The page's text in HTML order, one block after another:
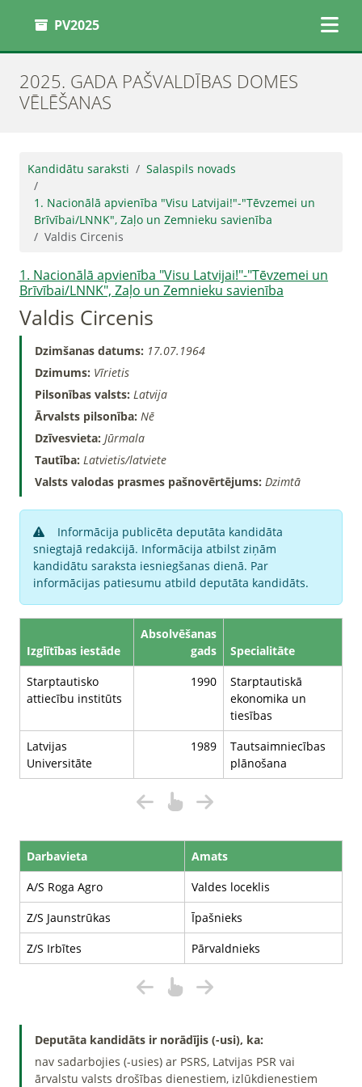
PV2025
2025. GADA PAŠVALDĪBAS DOMES
VĒLĒŠANAS
Kandidātu saraksti Salaspils novads
1. Nacionālā apvienība "Visu Latvijai!"-"Tēvzemei un
Brīvībai/LNNK", Zaļo un Zemnieku savienība
Valdis Circenis
1. Nacionālā apvienība "Visu Latvijai!"-"Tēvzemei un
Brīvībai/LNNK", Zaļo un Zemnieku savienība
Valdis Circenis
Dzimšanas datums: 17.07.1964
Dzimums: Vīrietis
Pilsonības valsts: Latvija
Ārvalsts pilsonība: Nē
Dzīvesvieta: Jūrmala
Tautība: Latvietis/latviete
Valsts valodas prasmes pašnovērtējums: Dzimtā
Informācija publicēta deputāta kandidāta
sniegtajā redakcijā. Informācija atbilst ziņām
kandidātu saraksta iesniegšanas dienā. Par
informācijas patiesumu atbild deputāta kandidāts.
Izglītības iestāde
Absolvēšanas
gads
Specialitāte
Starptautisko
attiecību institūts
1990
Starptautiskā
ekonomika un
tiesības
Latvijas
Universitāte
1989
Tautsaimniecības
plānošana
Darbavieta
Amats
A/S Roga Agro
Valdes loceklis
Z/S Jaunstrūkas
Īpašnieks
Z/S Irbītes
Pārvaldnieks
Deputāta kandidāts ir norādījis (-usi), ka:
nav sadarbojies (-usies) ar PSRS, Latvijas PSR vai
ārvalstu valsts drošības dienestiem, izlūkdienestiem